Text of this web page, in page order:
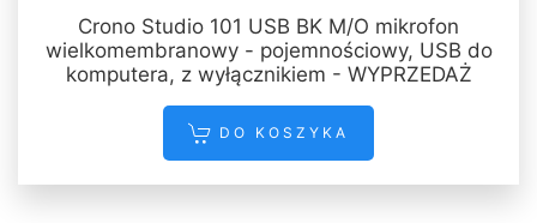
Crono Studio 101 USB BK M/O mikrofon
wielkomembranowy - pojemnościowy, USB do
komputera, z wyłącznikiem - WYPRZEDAŻ
DO KOSZYKA